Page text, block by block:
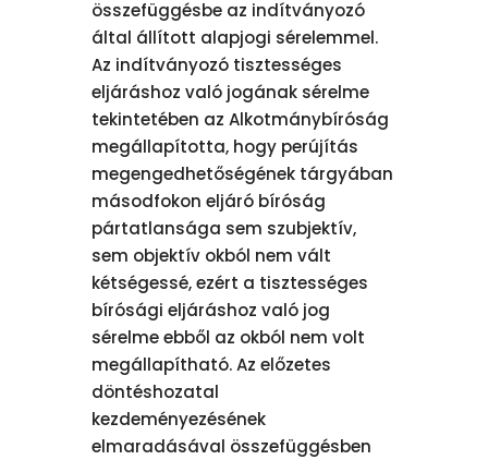
összefüggésbe az indítványozó
által állított alapjogi sérelemmel.
Az indítványozó tisztességes
eljáráshoz való jogának sérelme
tekintetében az Alkotmánybíróság
megállapította, hogy perújítás
megengedhetőségének tárgyában
másodfokon eljáró bíróság
pártatlansága sem szubjektív,
sem objektív okból nem vált
kétségessé, ezért a tisztességes
bírósági eljáráshoz való jog
sérelme ebből az okból nem volt
megállapítható. Az előzetes
döntéshozatal
kezdeményezésének
elmaradásával összefüggésben